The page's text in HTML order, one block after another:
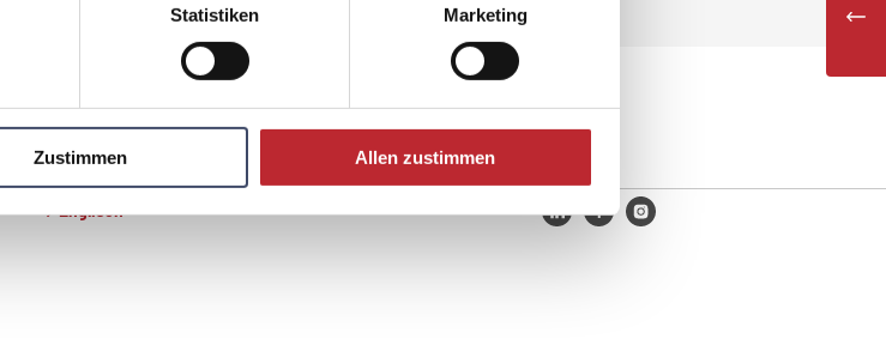
Statistiken Marketing
Zustimmen Allen zustimmen
Englisch